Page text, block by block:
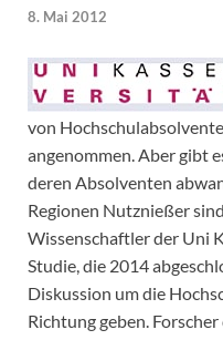
8. Mai 2012
von
angenommen. Aber gibt
deren Absolventen
Regionen Nutznießer
Wissenschaftler der Uni
Studie, die 2014
Diskussion um die
Richtung geben.